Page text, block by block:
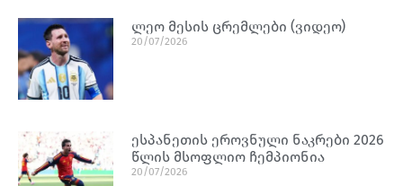
ლეო მესის ცრემლები (ვიდეო)
20/07/2026
ესპანეთის ეროვნული ნაკრები 2026
წლის მსოფლიო ჩემპიონია
20/07/2026